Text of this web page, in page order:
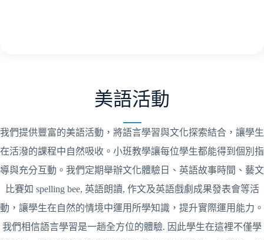
美語活動
我們提供豐富的美語活動，將語言學習與文化探索結合，讓學生
在活潑的課程中自然吸收。小班教學讓每位學生都能得到個別指
導與充分互動。我們定期舉辦文化體驗日、英語故事時間、藝文
比賽如 spelling bee, 英語朗讀, 作文及英語戲劇成果發表會等活
動，讓學生在自然的情境中運用所學知識，提升實際運用能力。
我們相信語言學習是一趟全方位的體驗. 因此學生在這裡不僅學